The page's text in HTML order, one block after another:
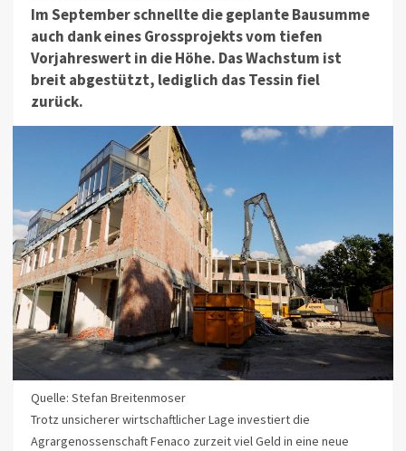
Im September schnellte die geplante Bausumme
auch dank eines Grossprojekts vom tiefen
Vorjahreswert in die Höhe. Das Wachstum ist
breit abgestützt, lediglich das Tessin fiel
zurück.
Quelle: Stefan Breitenmoser
Trotz unsicherer wirtschaftlicher Lage investiert die
Agrargenossenschaft Fenaco zurzeit viel Geld in eine neue